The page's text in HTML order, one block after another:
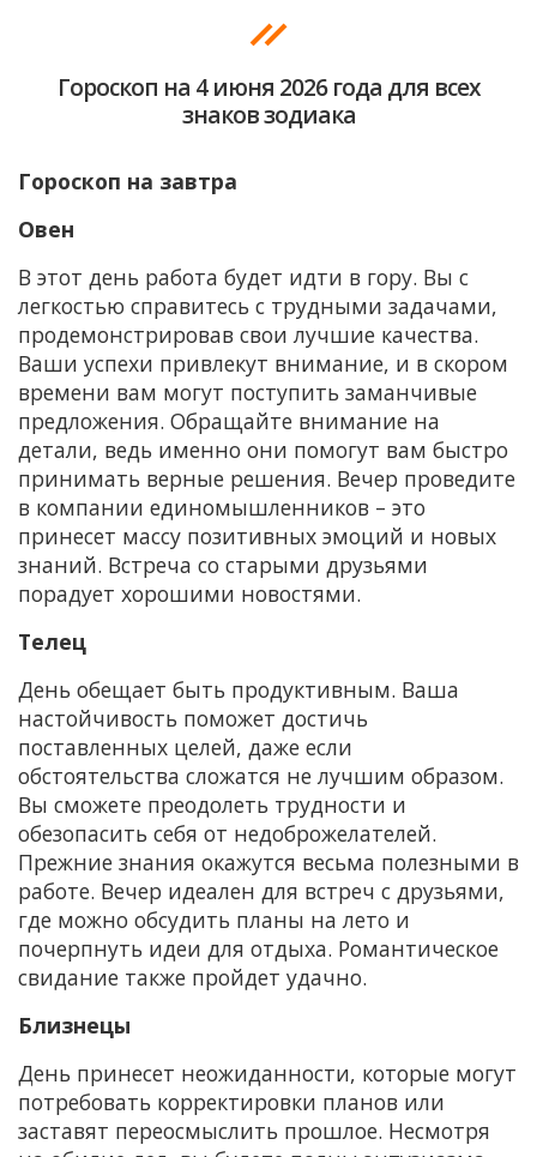
Гороскоп на 4 июня 2026 года для всех
знаков зодиака
Гороскоп на завтра
Овен
В этот день работа будет идти в гору. Вы с
легкостью справитесь с трудными задачами,
продемонстрировав свои лучшие качества.
Ваши успехи привлекут внимание, и в скором
времени вам могут поступить заманчивые
предложения. Обращайте внимание на
детали, ведь именно они помогут вам быстро
принимать верные решения. Вечер проведите
в компании единомышленников – это
принесет массу позитивных эмоций и новых
знаний. Встреча со старыми друзьями
порадует хорошими новостями.
Телец
День обещает быть продуктивным. Ваша
настойчивость поможет достичь
поставленных целей, даже если
обстоятельства сложатся не лучшим образом.
Вы сможете преодолеть трудности и
обезопасить себя от недоброжелателей.
Прежние знания окажутся весьма полезными в
работе. Вечер идеален для встреч с друзьями,
где можно обсудить планы на лето и
почерпнуть идеи для отдыха. Романтическое
свидание также пройдет удачно.
Близнецы
День принесет неожиданности, которые могут
потребовать корректировки планов или
заставят переосмыслить прошлое. Несмотря